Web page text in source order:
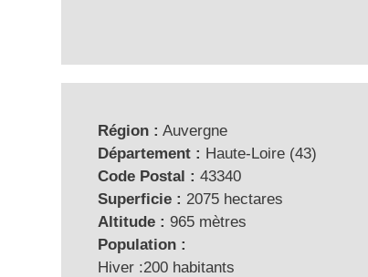
Région : Auvergne
Département : Haute-Loire (43)
Code Postal : 43340
Superficie : 2075 hectares
Altitude : 965 mètres
Population :
Hiver :200 habitants